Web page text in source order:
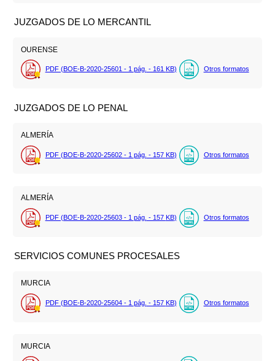
JUZGADOS DE LO MERCANTIL
OURENSE
PDF (BOE-B-2020-25601 - 1 pág. - 161 KB) Otros formatos
JUZGADOS DE LO PENAL
ALMERÍA
PDF (BOE-B-2020-25602 - 1 pág. - 157 KB) Otros formatos
ALMERÍA
PDF (BOE-B-2020-25603 - 1 pág. - 157 KB) Otros formatos
SERVICIOS COMUNES PROCESALES
MURCIA
PDF (BOE-B-2020-25604 - 1 pág. - 157 KB) Otros formatos
MURCIA